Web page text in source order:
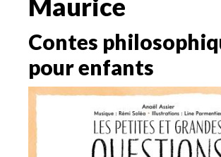
Maurice
Contes
pour enfants